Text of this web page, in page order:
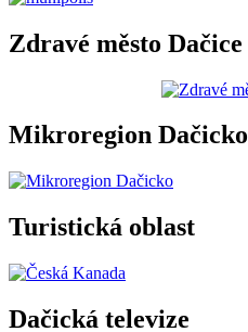
Zdravé město Dačice
Mikroregion Dačicko
Turistická oblast
Dačická televize